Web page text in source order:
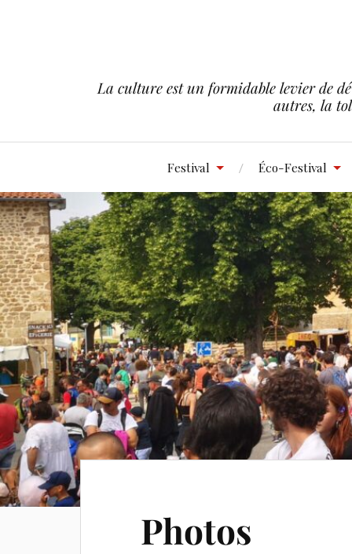
La culture est un formidable levier de
autres, la
Festival Éco-Festival
Photos